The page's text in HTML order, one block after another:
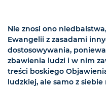
Nie znosi ono
Ewangelii z zasadami
dostosowywania,
zbawienia ludzi i w nim
treści boskiego
ludzkiej, ale samo z